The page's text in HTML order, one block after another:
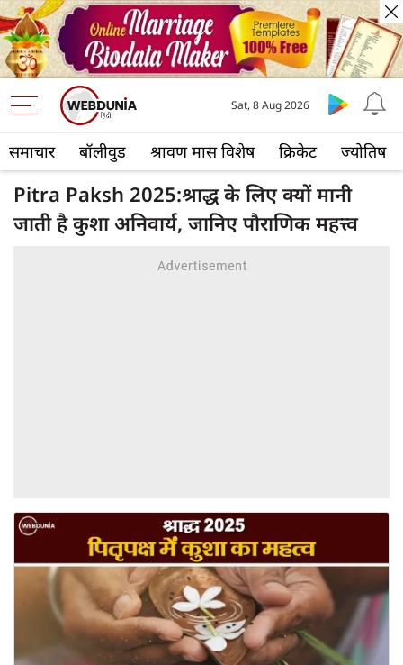
समाचार बॉलीवुड श्रावण मास विशेष क्रिकेट ज्योतिष
Sat, 8 Aug 2026
Pitra Paksh 2025:श्राद्ध के लिए क्यों मानी
जाती है कुशा अनिवार्य, जानिए पौराणिक महत्त्व